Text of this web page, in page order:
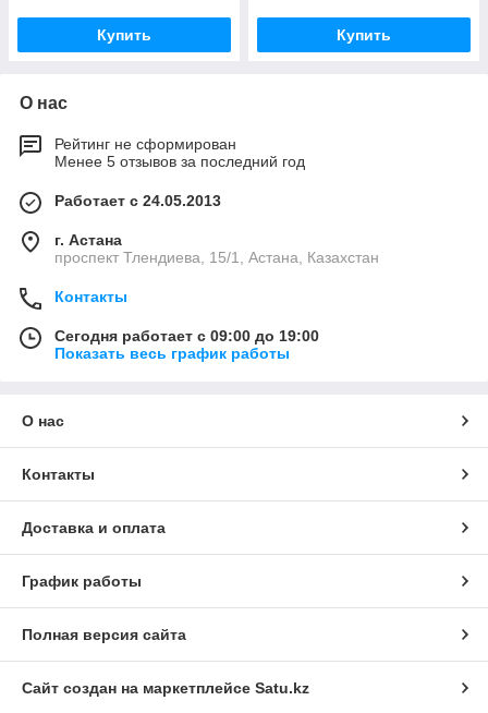
Купить Купить
О нас
Рейтинг не сформирован
Менее 5 отзывов за последний год
Работает с 24.05.2013
г. Астана
проспект Тлендиева, 15/1, Астана, Казахстан
Контакты
Сегодня работает с 09:00 до 19:00
Показать весь график работы
О нас
Контакты
Доставка и оплата
График работы
Полная версия сайта
Сайт создан на маркетплейсе Satu.kz